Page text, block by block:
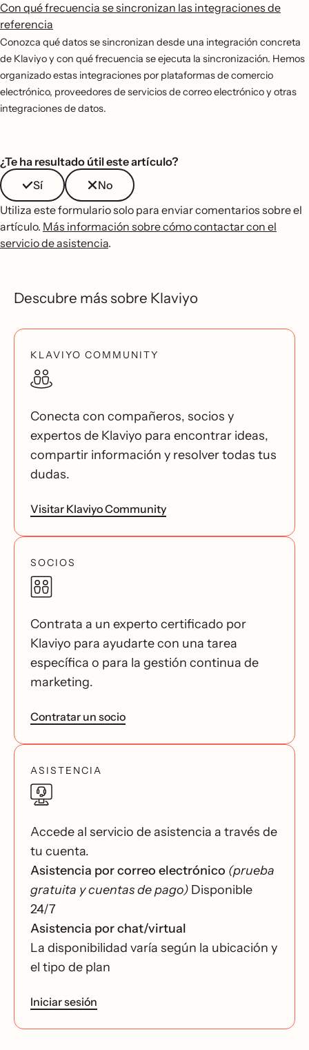
Con qué frecuencia se sincronizan las integraciones de
referencia
Conozca qué datos se sincronizan desde una integración concreta
de Klaviyo y con qué frecuencia se ejecuta la sincronización. Hemos
organizado estas integraciones por plataformas de comercio
electrónico, proveedores de servicios de correo electrónico y otras
integraciones de datos.
¿Te ha resultado útil este artículo?
Sí
No
Utiliza este formulario solo para enviar comentarios sobre el
artículo. Más información sobre cómo contactar con el
servicio de asistencia.
Descubre más sobre Klaviyo
KLAVIYO COMMUNITY
Conecta con compañeros, socios y
expertos de Klaviyo para encontrar ideas,
compartir información y resolver todas tus
dudas.
Visitar Klaviyo Community
SOCIOS
Contrata a un experto certificado por
Klaviyo para ayudarte con una tarea
específica o para la gestión continua de
marketing.
Contratar un socio
ASISTENCIA
Accede al servicio de asistencia a través de
tu cuenta.
Asistencia por correo electrónico (prueba
gratuita y cuentas de pago) Disponible
24/7
Asistencia por chat/virtual
La disponibilidad varía según la ubicación y
el tipo de plan
Iniciar sesión